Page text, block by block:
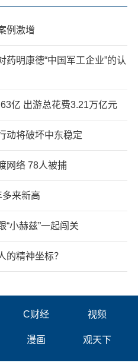
例激增
明康德“中国军工企业”的认
亿 出游总花费3.21万亿元
动将破坏中东稳定
网络 78人被捕
来新高
“小赫兹”一起闯关
的精神坐标？
C财经 视频
漫画 观天下